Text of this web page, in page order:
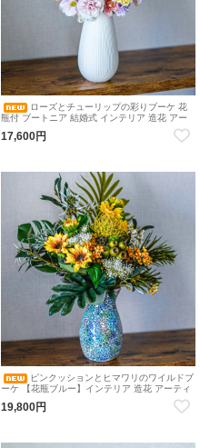
ローズとチューリップの彩りブーケ 花
瓶付 ブートニア 結婚式 インテリア 造花 アー
ティフィシャルフラワー 花瓶付ブーケ 花瓶ア
レンジメント
17,600円
ピンクッションとヒマワリのワイルドブ
ーケ 【花瓶ブルー】インテリア 造花 アーティ
フィシャルフラワー 花瓶付ブーケ 花瓶アレン
ジメント
19,800円